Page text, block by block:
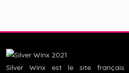
Silver Winx est le site français